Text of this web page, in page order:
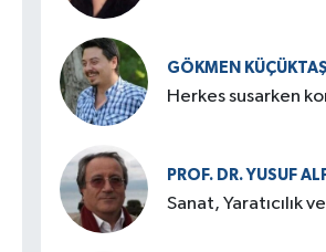
GÖKMEN
Herkes susarken
PROF. DR. YUSUF
Sanat, Yaratıcılık